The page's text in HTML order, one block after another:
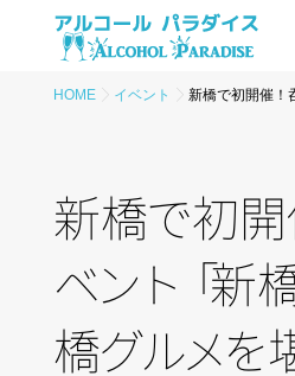
HOME イベント 新橋で初開催！
新橋で初開
ベント「新
橋グルメを